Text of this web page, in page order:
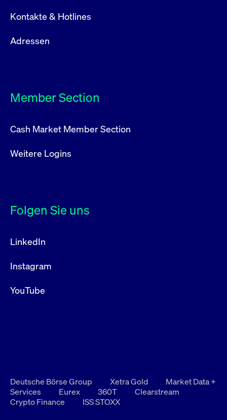
Kontakte & Hotlines
Adressen
Member Section
Cash Market Member Section
Weitere Logins
Folgen Sie uns
LinkedIn
Instagram
YouTube
Deutsche Börse Group Xetra Gold
Market Data +
Services
Eurex 360T
Clearstream
Crypto Finance
ISS STOXX